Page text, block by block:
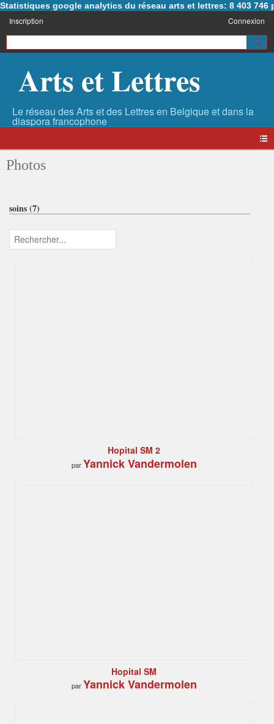
Statistiques google analytics du réseau arts et lettres: 8 403 746
Inscription Connexion
Arts et Lettres
Photos
soins (7)
Hopital SM 2
parYannick Vandermolen
Hopital SM
parYannick Vandermolen